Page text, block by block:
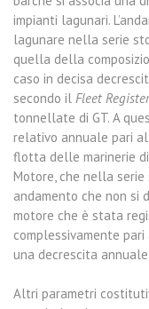
impianti lagunari.
lagunare nella serie
quella della
caso in decisa
secondo il Fleet Register
tonnellate di GT. A
relativo annuale pari
flotta delle marinerie di
Motore, che nella
andamento che non si
motore che è stata
complessivamente
una decrescita
Altri parametri